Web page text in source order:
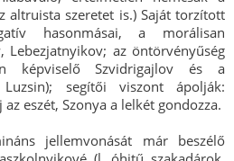
altruista szeretet is.) Saját torzított
hasonmásai, a morálisan
Lebezjatnyikov; az öntörvényűség
képviselő Szvidrigajlov és a
segítői viszont ápolják:
eszét, Szonya a lelkét gondozza.
jellemvonását már beszélő